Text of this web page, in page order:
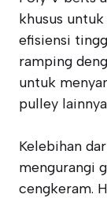
khusus
efisiensi
ramping
untuk
pulley
Kelebihan
mengurangi
cengkeram.